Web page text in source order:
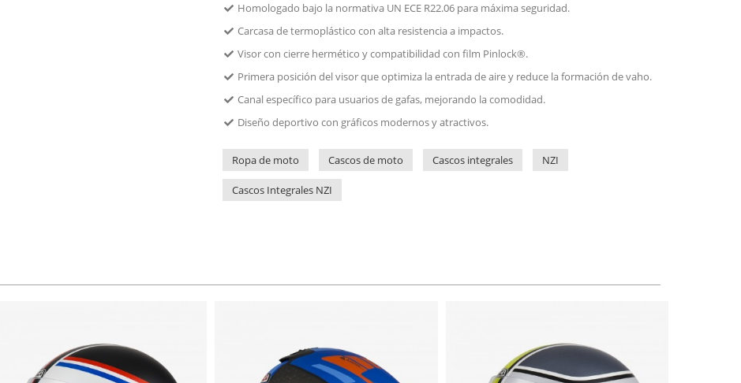
Homologado bajo la normativa UN ECE R22.06 para máxima seguridad.
Carcasa de termoplástico con alta resistencia a impactos.
Visor con cierre hermético y compatibilidad con film Pinlock®.
Primera posición del visor que optimiza la entrada de aire y reduce la formación de vaho.
Canal específico para usuarios de gafas, mejorando la comodidad.
Diseño deportivo con gráficos modernos y atractivos.
Ropa de moto Cascos de moto Cascos integrales NZI
Cascos Integrales NZI